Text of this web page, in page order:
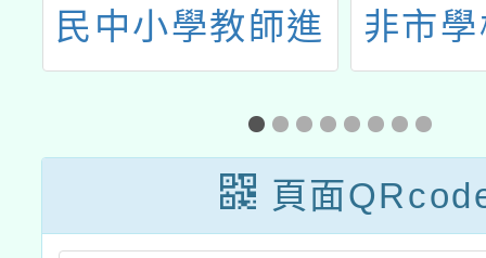
非市學校北區整
合性計畫教 師
培力增能研習：
客家傳統竹編工
藝
奧林
頁面